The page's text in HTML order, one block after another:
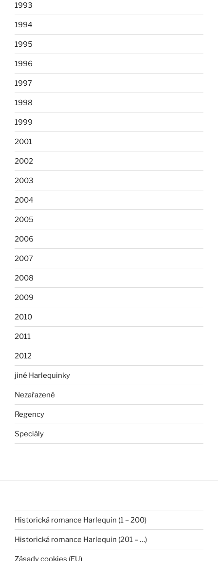
1993
1994
1995
1996
1997
1998
1999
2001
2002
2003
2004
2005
2006
2007
2008
2009
2010
2011
2012
jiné Harlequinky
Nezařazené
Regency
Speciály
Historická romance Harlequin (1 – 200)
Historická romance Harlequin (201 – …)
Zásady cookies (EU)